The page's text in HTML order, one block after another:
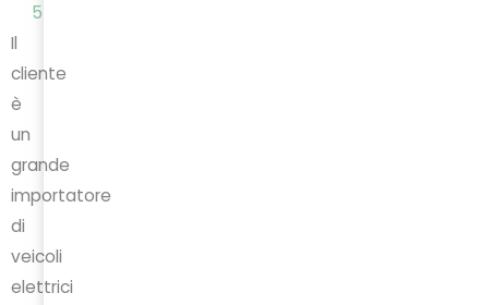
5
Il
cliente
è
un
grande
importatore
di
veicoli
elettrici